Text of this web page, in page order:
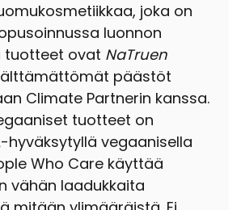
joka on
luonnon
tuotteet ovat NaTruen
päästöt
Climate Partnerin kanssa.
tuotteet on
hyväksytyllä vegaanisella
Who Care käyttää
vähän laadukkaita